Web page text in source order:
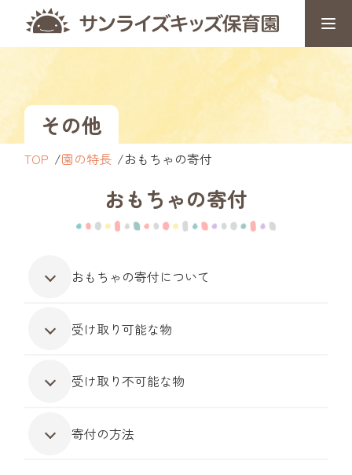
その他
TOP 園の特長 おもちゃの寄付
おもちゃの寄付
おもちゃの寄付について
受け取り可能な物
受け取り不可能な物
寄付の方法